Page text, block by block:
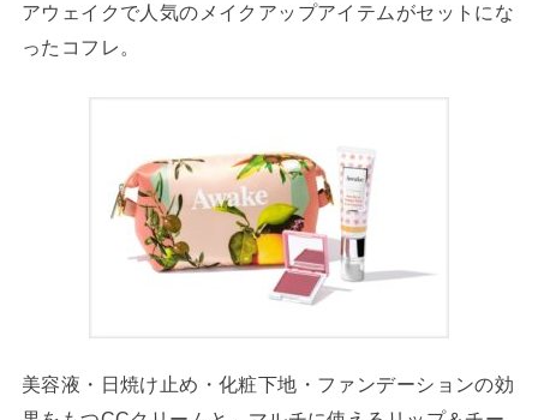
アウェイクで人気のメイクアップアイテムがセットにな
ったコフレ。
美容液・日焼け止め・化粧下地・ファンデーションの効